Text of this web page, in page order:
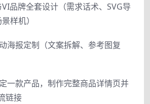
品牌全套设计（需求话术、SVG导
样机）
海报定制（文案拆解、参考图复
一款产品，制作完整商品详情页并
链接